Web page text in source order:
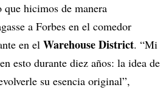
hicimos de manera
a Forbes en el comedor
en el Warehouse District. “Mi
esto durante diez años: la idea de
su esencia original”,